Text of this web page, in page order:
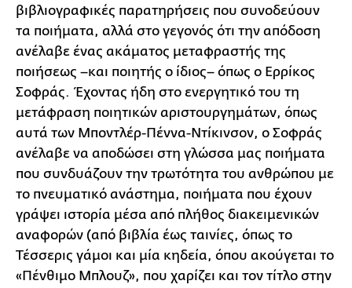
βιβλιογραφικές παρατηρήσεις που συνοδεύουν
τα ποιήματα, αλλά στο γεγονός ότι την απόδοση
ανέλαβε ένας ακάματος μεταφραστής της
ποιήσεως –και ποιητής ο ίδιος– όπως ο Ερρίκος
Σοφράς. Έχοντας ήδη στο ενεργητικό του τη
μετάφραση ποιητικών αριστουργημάτων, όπως
αυτά των Μποντλέρ-Πέννα-Ντίκινσον, ο Σοφράς
ανέλαβε να αποδώσει στη γλώσσα μας ποιήματα
που συνδυάζουν την τρωτότητα του ανθρώπου με
το πνευματικό ανάστημα, ποιήματα που έχουν
γράψει ιστορία μέσα από πλήθος διακειμενικών
αναφορών (από βιβλία έως ταινίες, όπως το
Τέσσερις γάμοι και μία κηδεία, όπου ακούγεται το
«Πένθιμο Μπλουζ», που χαρίζει και τον τίτλο στην